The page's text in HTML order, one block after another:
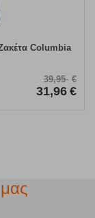
Columbia
39,95 €
31,96 €